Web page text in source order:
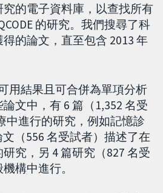
的電子資料庫，以查找所有
的研究。我們搜尋了科
的論文，直至包含 2013 年
用結果且可合併為單項分析
文中，有 6 篇（1,352 名受
中進行的研究，例如記憶診
（556 名受試者）描述了在
究，另 4 篇研究（827 名受
構中進行。